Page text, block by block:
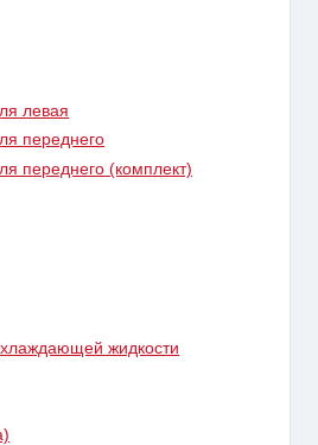
левая
переднего
переднего (комплект)
жидкости